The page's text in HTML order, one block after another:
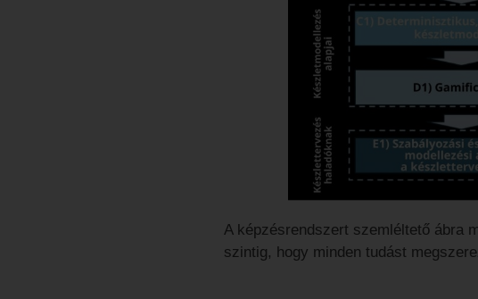
A képzésrendszert szemléltető ábra
szintig, hogy minden tudást